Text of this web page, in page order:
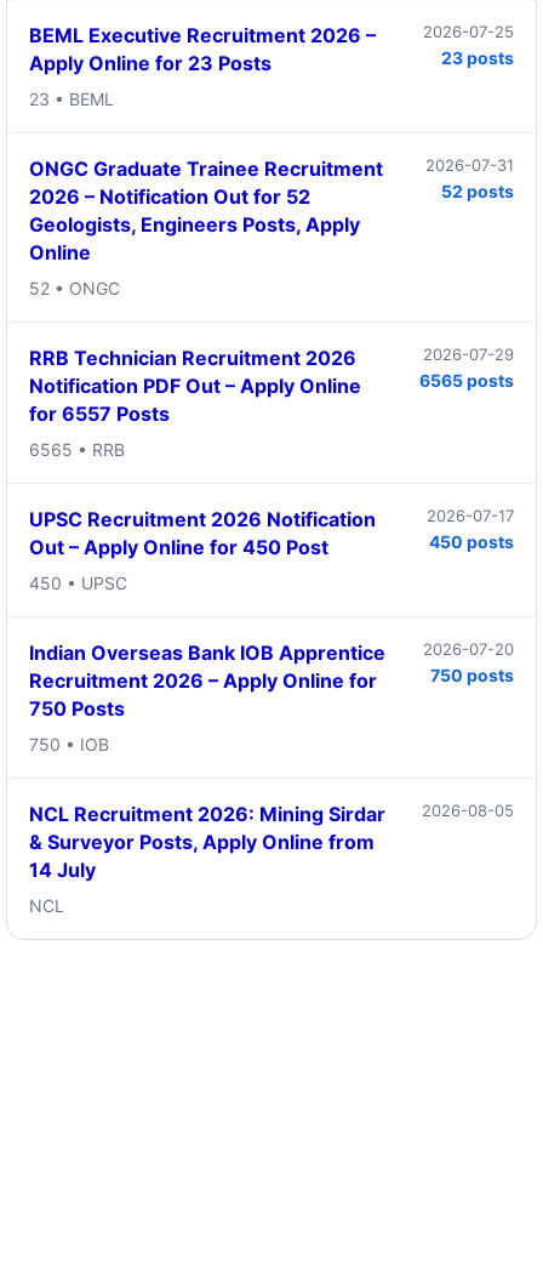
BEML Executive Recruitment 2026 –
Apply Online for 23 Posts
23 • BEML
2026-07-25
23 posts
ONGC Graduate Trainee Recruitment
2026 – Notification Out for 52
Geologists, Engineers Posts, Apply
Online
52 • ONGC
2026-07-31
52 posts
RRB Technician Recruitment 2026
Notification PDF Out – Apply Online
for 6557 Posts
6565 • RRB
2026-07-29
6565 posts
UPSC Recruitment 2026 Notification
Out – Apply Online for 450 Post
450 • UPSC
2026-07-17
450 posts
Indian Overseas Bank IOB Apprentice
Recruitment 2026 – Apply Online for
750 Posts
750 • IOB
2026-07-20
750 posts
NCL Recruitment 2026: Mining Sirdar
& Surveyor Posts, Apply Online from
14 July
NCL
2026-08-05